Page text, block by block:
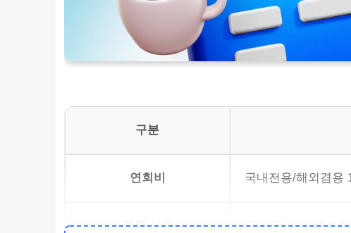
구분
연회비 국내전용/해외겸용
전월 실적 30만원 이상 시 혜